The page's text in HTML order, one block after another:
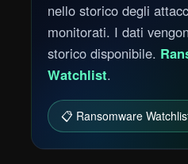
nello storico degli
monitorati. I dati
storico disponibile.
Watchlist.
📋 Ransomware